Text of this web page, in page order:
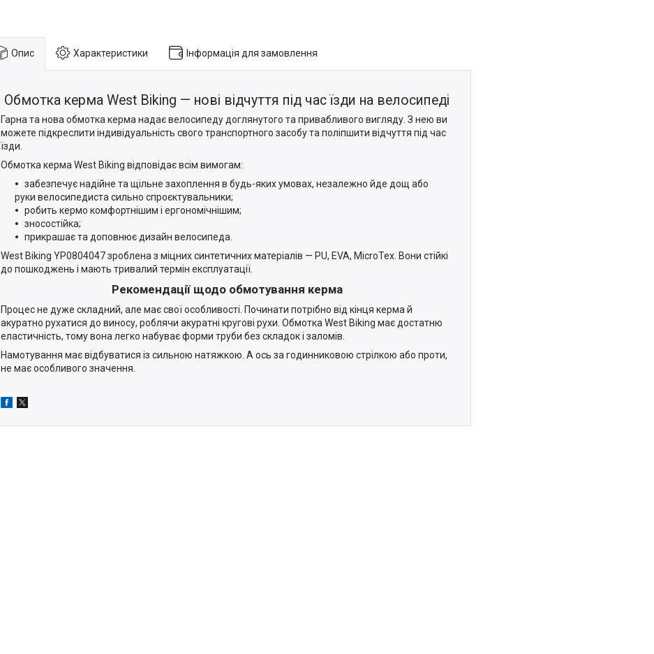
Опис Характеристики Інформація для замовлення
Обмотка керма West Biking — нові відчуття під час їзди на велосипеді
Гарна та нова обмотка керма надає велосипеду доглянутого та привабливого вигляду. З нею ви
можете підкреслити індивідуальність свого транспортного засобу та поліпшити відчуття під час
їзди.
Обмотка керма West Biking відповідає всім вимогам:
забезпечує надійне та щільне захоплення в будь-яких умовах, незалежно йде дощ або
руки велосипедиста сильно спроєктувальники;
робить кермо комфортнішим і ергономічнішим;
зносостійка;
прикрашає та доповнює дизайн велосипеда.
West Biking YP0804047 зроблена з міцних синтетичних матеріалів — PU, EVA, MicroTex. Вони стійкі
до пошкоджень і мають тривалий термін експлуатації.
Рекомендації щодо обмотування керма
Процес не дуже складний, але має свої особливості. Починати потрібно від кінця керма й
акуратно рухатися до виносу, роблячи акуратні кругові рухи. Обмотка West Biking має достатню
еластичність, тому вона легко набуває форми труби без складок і заломів.
Намотування має відбуватися із сильною натяжкою. А ось за годинниковою стрілкою або проти,
не має особливого значення.